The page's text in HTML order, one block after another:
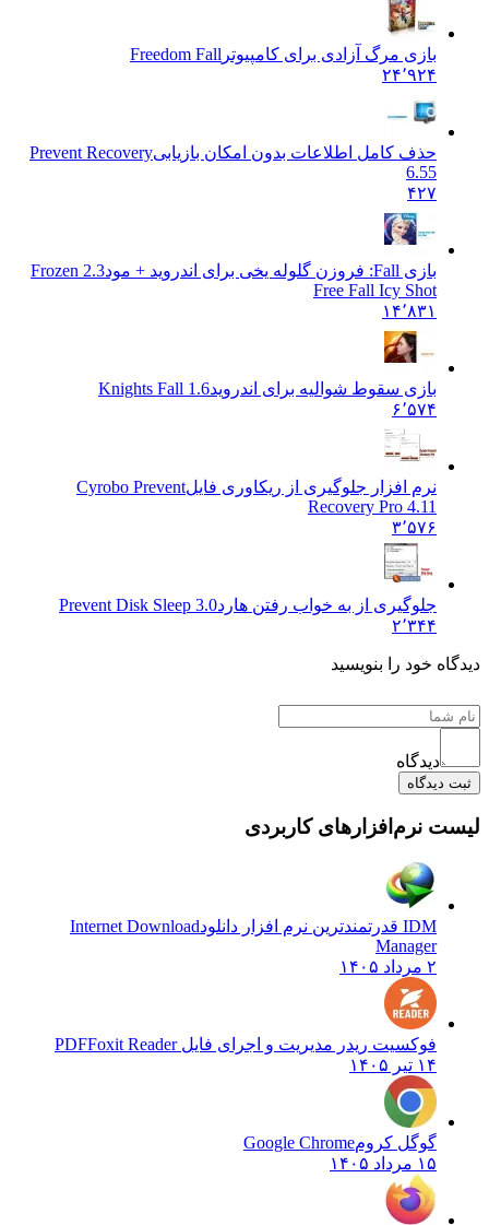
بازی مرگ آزادی برای کامپیوتر Freedom Fall
۲۴٬۹۲۴
حذف کامل اطلاعات بدون امکان بازیابیPrevent Recovery
6.55
۴۲۷
بازی Fall: فروزن گلوله یخی برای اندروید + مود
2.3 Frozen
Free Fall Icy Shot
۱۴٬۸۳۱
بازی سقوط شوالیه برای اندرویدKnights Fall 1.6
۶٬۵۷۴
نرم افزار جلوگیری از ریکاوری فایلCyrobo Prevent
Recovery Pro 4.11
۳٬۵۷۶
جلوگیری از به خواب رفتن هاردPrevent Disk Sleep 3.0
۲٬۳۴۴
دیدگاه خود را بنویسید
دیدگاه
ثبت دیدگاه
لیست نرم‌افزارهای کاربردی
IDM قدرتمندترین نرم افزار دانلود
Internet Download
Manager
۲ مرداد ۱۴۰۵
فوکسیت ریدر مدیریت و اجرای فایل PDFFoxit Reader
۱۴ تیر ۱۴۰۵
گوگل کرومGoogle Chrome
۱۵ مرداد ۱۴۰۵